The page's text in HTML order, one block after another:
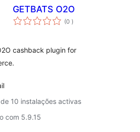
GETBATS O2O
(0 classificações
)
cashback plugin for
10 instalações activas
com 5.9.15